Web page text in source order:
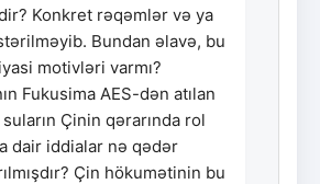
Konkret rəqəmlər və ya
Bundan əlavə, bu
motivləri varmı?
Fukusima AES-dən atılan
Çinin qərarında rol
dair iddialar nə qədər
Çin hökumətinin bu